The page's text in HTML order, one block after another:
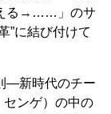
る→……」のサ
”に結び付けて
―新時代のチー
センゲ）の中の